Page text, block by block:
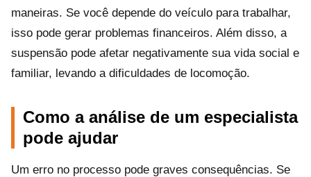
maneiras. Se você depende do veículo para trabalhar,
isso pode gerar problemas financeiros. Além disso, a
suspensão pode afetar negativamente sua vida social e
familiar, levando a dificuldades de locomoção.
Como a análise de um especialista
pode ajudar
Um erro no processo pode graves consequências. Se